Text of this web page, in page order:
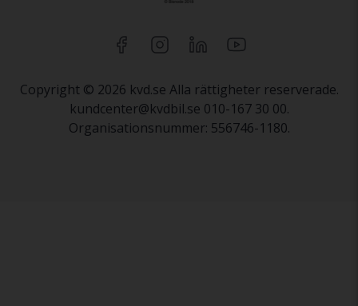
Copyright © 2026 kvd.se Alla rättigheter reserverade.
kundcenter@kvdbil.se 010-167 30 00.
Organisationsnummer: 556746-1180.